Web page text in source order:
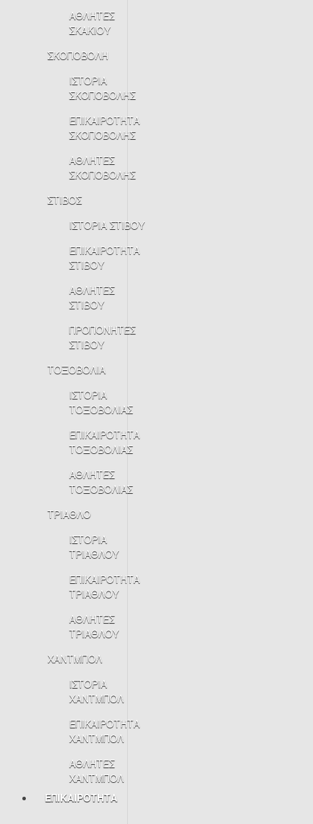
ΑΘΛΗΤΕΣ
ΣΚΑΚΙΟΥ
ΣΚΟΠΟΒΟΛΗ
ΙΣΤΟΡΙΑ
ΣΚΟΠΟΒΟΛΗΣ
ΕΠΙΚΑΙΡΟΤΗΤΑ
ΣΚΟΠΟΒΟΛΗΣ
ΑΘΛΗΤΕΣ
ΣΚΟΠΟΒΟΛΗΣ
ΣΤΙΒΟΣ
ΙΣΤΟΡΙΑ ΣΤΙΒΟΥ
ΕΠΙΚΑΙΡΟΤΗΤΑ
ΣΤΙΒΟΥ
ΑΘΛΗΤΕΣ
ΣΤΙΒΟΥ
ΠΡΟΠΟΝΗΤΕΣ
ΣΤΙΒΟΥ
ΤΟΞΟΒΟΛΙΑ
ΙΣΤΟΡΙΑ
ΤΟΞΟΒΟΛΙΑΣ
ΕΠΙΚΑΙΡΟΤΗΤΑ
ΤΟΞΟΒΟΛΙΑΣ
ΑΘΛΗΤΕΣ
ΤΟΞΟΒΟΛΙΑΣ
ΤΡΙΑΘΛΟ
ΙΣΤΟΡΙΑ
ΤΡΙΑΘΛΟΥ
ΕΠΙΚΑΙΡΟΤΗΤΑ
ΤΡΙΑΘΛΟΥ
ΑΘΛΗΤΕΣ
ΤΡΙΑΘΛΟΥ
ΧΑΝΤΜΠΟΛ
ΙΣΤΟΡΙΑ
ΧΑΝΤΜΠΟΛ
ΕΠΙΚΑΙΡΟΤΗΤΑ
ΧΑΝΤΜΠΟΛ
ΑΘΛΗΤΕΣ
ΧΑΝΤΜΠΟΛ
ΕΠΙΚΑΙΡΟΤΗΤΑ